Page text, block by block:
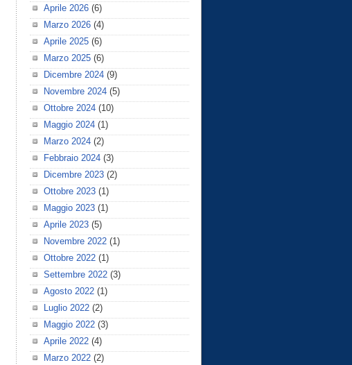
Aprile 2026(6)
Marzo 2026(4)
Aprile 2025(6)
Marzo 2025(6)
Dicembre 2024(9)
Novembre 2024(5)
Ottobre 2024(10)
Maggio 2024(1)
Marzo 2024(2)
Febbraio 2024(3)
Dicembre 2023(2)
Ottobre 2023(1)
Maggio 2023(1)
Aprile 2023(5)
Novembre 2022(1)
Ottobre 2022(1)
Settembre 2022(3)
Agosto 2022(1)
Luglio 2022(2)
Maggio 2022(3)
Aprile 2022(4)
Marzo 2022(2)